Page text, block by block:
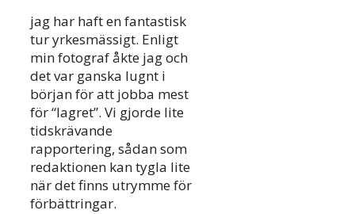
jag har haft en fantastisk
tur yrkesmässigt. Enligt
min fotograf åkte jag och
det var ganska lugnt i
början för att jobba mest
för “lagret”. Vi gjorde lite
tidskrävande
rapportering, sådan som
redaktionen kan tygla lite
när det finns utrymme för
förbättringar.